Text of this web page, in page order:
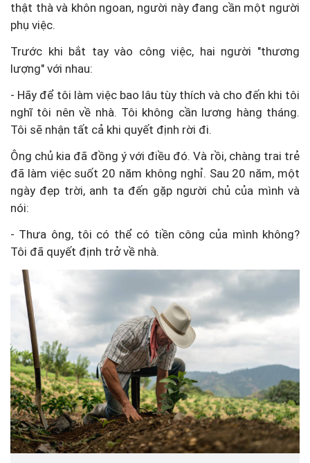
thật thà và khôn ngoan, người này đang cần một người
phụ việc.
Trước khi bắt tay vào công việc, hai người "thương
lượng" với nhau:
- Hãy để tôi làm việc bao lâu tùy thích và cho đến khi tôi
nghĩ tôi nên về nhà. Tôi không cần lương hàng tháng.
Tôi sẽ nhận tất cả khi quyết định rời đi.
Ông chủ kia đã đồng ý với điều đó. Và rồi, chàng trai trẻ
đã làm việc suốt 20 năm không nghỉ. Sau 20 năm, một
ngày đẹp trời, anh ta đến gặp người chủ của mình và
nói:
- Thưa ông, tôi có thể có tiền công của mình không?
Tôi đã quyết định trở về nhà.